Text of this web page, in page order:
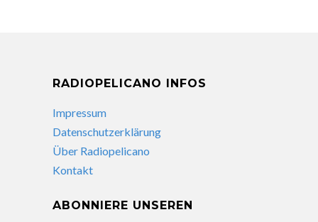
RADIOPELICANO INFOS
Impressum
Datenschutzerklärung
Über Radiopelicano
Kontakt
ABONNIERE UNSEREN